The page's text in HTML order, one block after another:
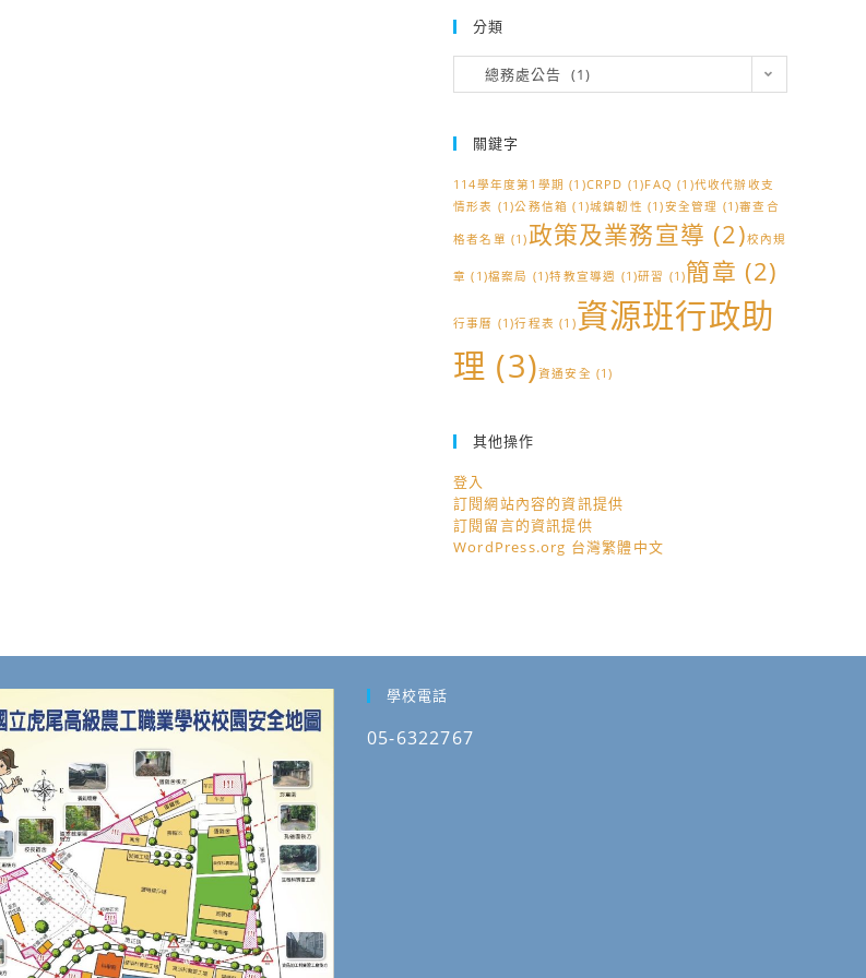
分類
類
總務處公告 (1)
關鍵字
114學年度第1學期 (1)CRPD (1)FAQ (1)代收代辦收支
情形表 (1)公務信箱 (1)城鎮韌性 (1)安全管理 (1)審查合
格者名單 (1)政策及業務宣導 (2)校內規
章 (1)檔案局 (1)特教宣導週 (1)研習 (1)簡章 (2)
行事曆 (1)行程表 (1)資源班行政助
理 (3)資通安全 (1)
其他操作
登入
訂閱網站內容的資訊提供
訂閱留言的資訊提供
WordPress.org 台灣繁體中文
學校電話
05-6322767